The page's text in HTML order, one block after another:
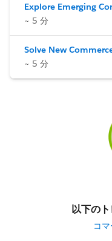
Explore Emerging
~ 5 分
Solve New
~ 5 分
以下の
コ